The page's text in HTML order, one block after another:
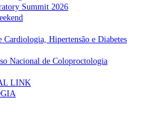
Summit 2026
Cardiologia, Hipertensão e Diabetes
Nacional de Coloproctologia
LINK